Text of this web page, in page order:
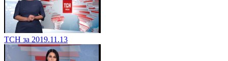
ТСН за 2019.11.13